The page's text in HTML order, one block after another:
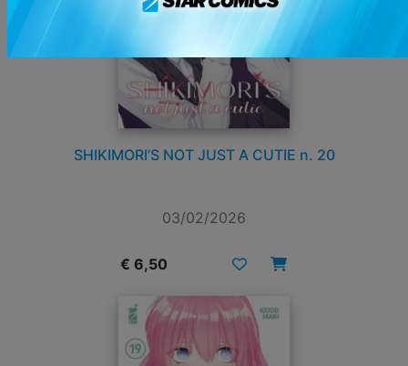
SHIKIMORI’S NOT JUST A CUTIE n. 20
03/02/2026
€ 6,50